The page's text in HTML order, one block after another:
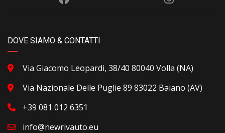
DOVE SIAMO & CONTATTI
Via Giacomo Leopardi, 38/40 80040 Volla (NA)
Via Nazionale Delle Puglie 89 83022 Baiano (AV)
+39 081 012 6351
info@newrivauto.eu